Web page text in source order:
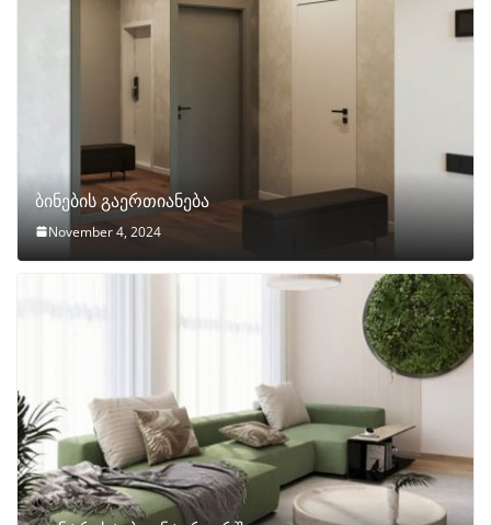
ბინების გაერთიანება
November 4, 2024